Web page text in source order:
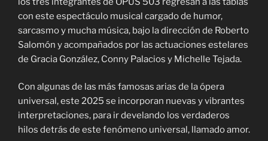
con este espectáculo musical cargado de humor,
sarcasmo y mucha música, bajo la dirección de Roberto
Salomón y acompañados por las actuaciones estelares
de Gracia González, Conny Palacios y Michelle Tejada.
Con algunas de las más famosas arias de la ópera
universal, este 2025 se incorporan nuevas y vibrantes
interpretaciones, para ir develando los verdaderos
hilos detrás de este fenómeno universal, llamado amor.